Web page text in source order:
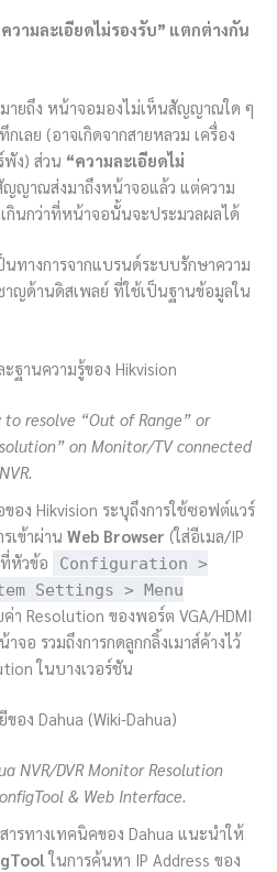
วามละเอียดไม่รองรับ” แตกต่างกัน
ายถึง หน้าจอมองไม่เห็นสัญญาณใด ๆ
เลย (อาจเกิดจากสายหลวม เครื่อง
ง) ส่วน “ความละเอียดไม่
ญญาณส่งมาถึงหน้าจอแล้ว แต่ความ
กินกว่าที่หน้าจอนั้นจะประมวลผลได้
ทางการจากแบรนด์ระบบรักษาความ
ญด้านดิสเพลย์ ที่ใช้เป็นฐานข้อมูลใน
านความรู้ของ Hikvision
to resolve “Out of Range” or
on Monitor/TV connected
อง Hikvision ระบุถึงการใช้ซอฟต์แวร์
เข้าผ่าน Web Browser (ใส่อีเมล/IP
หัวข้อ
Configuration >
Settings > Menu
า Resolution ของพอร์ต VGA/HDMI
จอ รวมถึงการกดลูกกลิ้งเมาส์ค้างไว้
ในบางเวอร์ชัน
อง Dahua (Wiki-Dahua)
NVR/DVR Monitor Resolution
& Web Interface.
ารทางเทคนิคของ Dahua แนะนำให้
ในการค้นหา IP Address ของ